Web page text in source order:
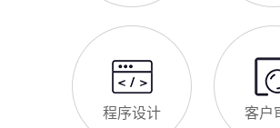
助云和企业理清思路，顺利完成建站，避免踩
沟通与方案确定。这是
云和企业做网站有什么用
对于云和本地企业而言，搭建一个专属官网，
花”，而是立足本地、拓展市场的“必备武器”
品牌、获客、信任、效率四大维度，完全贴合
发展需求。首先，官网是企业的线上“永久名
店有营业时间限制，官网24小时在线，无论
网站SSL证书有什么用